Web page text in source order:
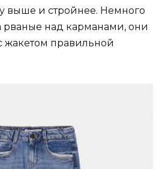
выше и стройнее. Немного
рваные над карманами, они
жакетом правильной